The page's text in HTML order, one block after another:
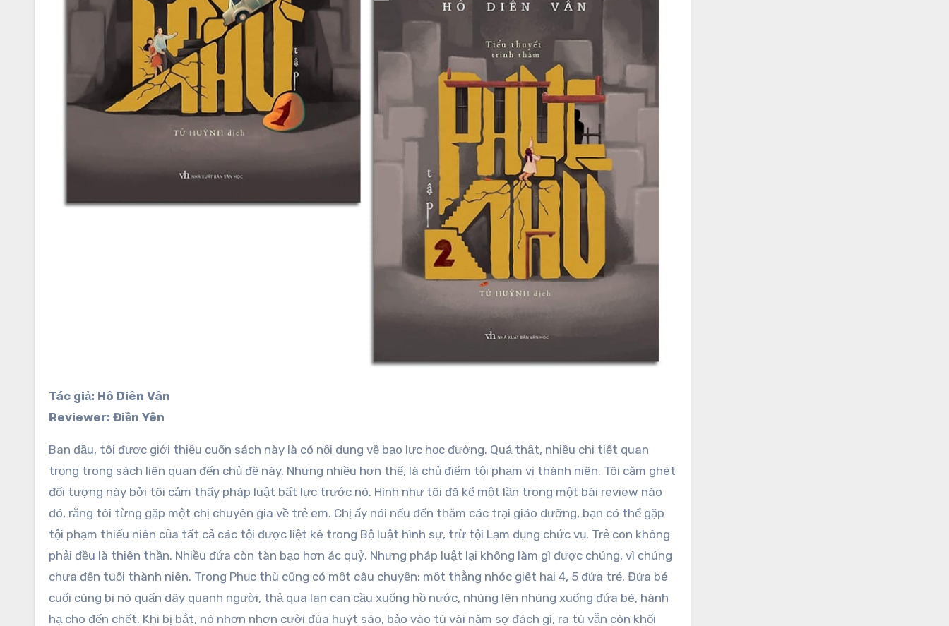
Tác giả: Hô Diên Vân
Reviewer: Điền Yên
Ban đầu, tôi được giới thiệu cuốn sách này là có nội dung về bạo lực học đường. Quả thật, nhiều chi tiết quan
trọng trong sách liên quan đến chủ đề này. Nhưng nhiều hơn thế, là chủ điểm tội phạm vị thành niên. Tôi căm ghét
đối tượng này bởi tôi cảm thấy pháp luật bất lực trước nó. Hình như tôi đã kể một lần trong một bài review nào
đó, rằng tôi từng gặp một chị chuyên gia về trẻ em. Chị ấy nói nếu đến thăm các trại giáo dưỡng, bạn có thể gặp
tội phạm thiếu niên của tất cả các tội được liệt kê trong Bộ luật hình sự, trừ tội Lạm dụng chức vụ. Trẻ con không
phải đều là thiên thần. Nhiều đứa còn tàn bạo hơn ác quỷ. Nhưng pháp luật lại không làm gì được chúng, vì chúng
chưa đến tuổi thành niên. Trong Phục thù cũng có một câu chuyện: một thằng nhóc giết hại 4, 5 đứa trẻ. Đứa bé
cuối cùng bị nó quấn dây quanh người, thả qua lan can cầu xuống hồ nước, nhúng lên nhúng xuống đứa bé, hành
hạ cho đến chết. Khi bị bắt, nó nhơn nhơn cười đùa huýt sáo, bảo vào tù vài năm sợ đách gì, ra tù vẫn còn khối